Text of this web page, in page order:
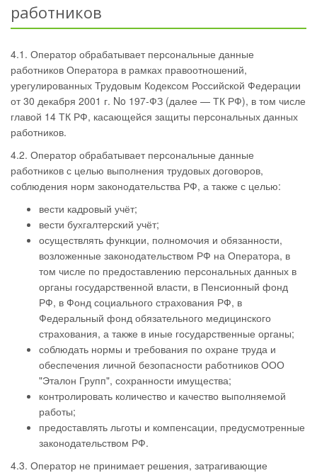
работников
4.1. Оператор обрабатывает персональные данные
работников Оператора в рамках правоотношений,
урегулированных Трудовым Кодексом Российской Федерации
от 30 декабря 2001 г. No 197-ФЗ (далее — ТК РФ), в том числе
главой 14 ТК РФ, касающейся защиты персональных данных
работников.
4.2. Оператор обрабатывает персональные данные
работников с целью выполнения трудовых договоров,
соблюдения норм законодательства РФ, а также с целью:
вести кадровый учёт;
вести бухгалтерский учёт;
осуществлять функции, полномочия и обязанности,
возложенные законодательством РФ на Оператора, в
том числе по предоставлению персональных данных в
органы государственной власти, в Пенсионный фонд
РФ, в Фонд социального страхования РФ, в
Федеральный фонд обязательного медицинского
страхования, а также в иные государственные органы;
соблюдать нормы и требования по охране труда и
обеспечения личной безопасности работников ООО
"Эталон Групп", сохранности имущества;
контролировать количество и качество выполняемой
работы;
предоставлять льготы и компенсации, предусмотренные
законодательством РФ.
4.3. Оператор не принимает решения, затрагивающие